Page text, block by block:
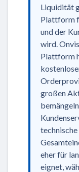
Liquidität
Plattform
und der
wird.
Plattform
großen
eher für
eignet,